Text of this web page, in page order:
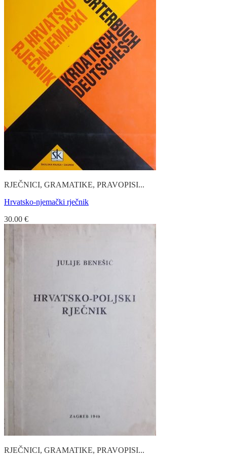
RJEČNICI, GRAMATIKE, PRAVOPISI...
Hrvatsko-njemački rječnik
30.00 €
RJEČNICI, GRAMATIKE, PRAVOPISI...